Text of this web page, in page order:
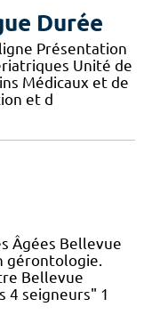
Durée
Présentation
Unité de
Médicaux et de
et d
Âgées Bellevue
gérontologie.
Bellevue
4 seigneurs" 1